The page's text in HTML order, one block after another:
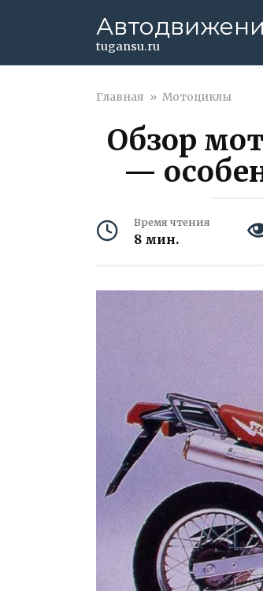
tugansu.ru
Главная » Мотоциклы
Обзор
—
Время чтения
8 мин.